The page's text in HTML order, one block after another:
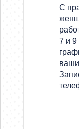
С
7 и